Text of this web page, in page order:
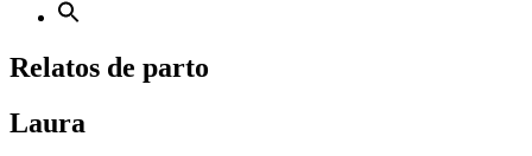
Relatos de parto
Laura